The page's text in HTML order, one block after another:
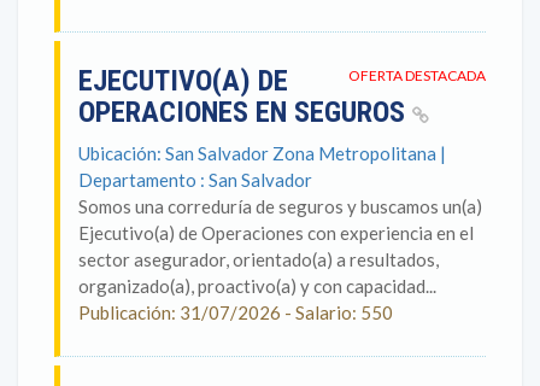
OFERTA DESTACADA
EJECUTIVO(A) DE
OPERACIONES EN SEGUROS
Ubicación: San Salvador Zona Metropolitana |
Departamento : San Salvador
Somos una correduría de seguros y buscamos un(a)
Ejecutivo(a) de Operaciones con experiencia en el
sector asegurador, orientado(a) a resultados,
organizado(a), proactivo(a) y con capacidad...
Publicación: 31/07/2026 - Salario: 550